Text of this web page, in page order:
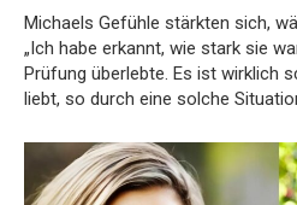
Michaels Gefühle stärkten sich,
„Ich habe erkannt, wie stark sie
Prüfung überlebte. Es ist wirklich
liebt, so durch eine solche